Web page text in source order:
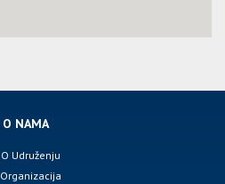
O NAMA
O Udruženju
Organizacija